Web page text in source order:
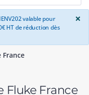
valable pour
HT de réduction dès
×
France